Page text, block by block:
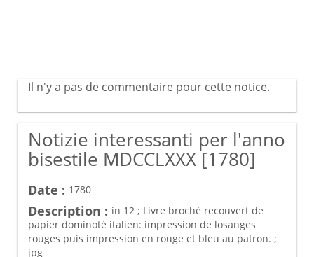
Il n'y a pas de commentaire pour cette notice.
Notizie interessanti per l'anno
bisestile MDCCLXXX [1780]
Date : 1780
Description : in 12 ; Livre broché recouvert de
papier dominoté italien: impression de losanges
rouges puis impression en rouge et bleu au patron. ;
jpg